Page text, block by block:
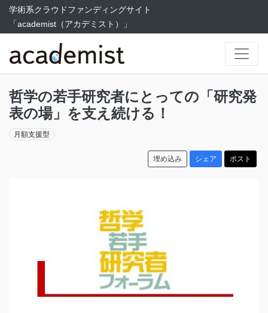
学術系クラウドファンディングサイト
「academist（アカデミスト）」
哲学の若手研究者にとっての「研究発
表の場」を支え続ける！
月額支援型
埋め込み シェア ポスト